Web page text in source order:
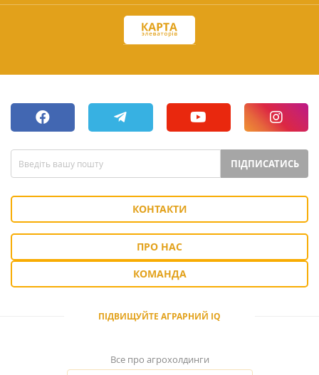
ПІДПИСАТИСЬ
КОНТАКТИ
ПРО НАС
КОМАНДА
ПІДВИЩУЙТЕ АГРАРНИЙ IQ
Все про агрохолдинги